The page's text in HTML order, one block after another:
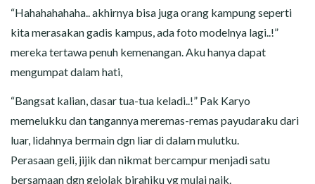
“Hahahahahaha.. akhirnya bisa juga orang kampung seperti
kita merasakan gadis kampus, ada foto modelnya lagi..!”
mereka tertawa penuh kemenangan. Aku hanya dapat
mengumpat dalam hati,
“Bangsat kalian, dasar tua-tua keladi..!” Pak Karyo
memelukku dan tangannya meremas-remas payudaraku dari
luar, lidahnya bermain dgn liar di dalam mulutku.
Perasaan geli, jijik dan nikmat bercampur menjadi satu
bersamaan dgn gejolak birahiku yg mulai naik.